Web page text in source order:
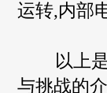
运转,内部
以上是
与挑战的